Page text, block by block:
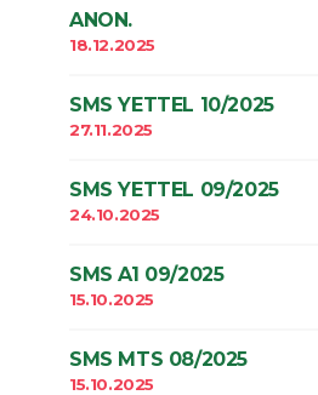
ANON.
18.12.2025
SMS YETTEL 10/2025
27.11.2025
SMS YETTEL 09/2025
24.10.2025
SMS A1 09/2025
15.10.2025
SMS MTS 08/2025
15.10.2025